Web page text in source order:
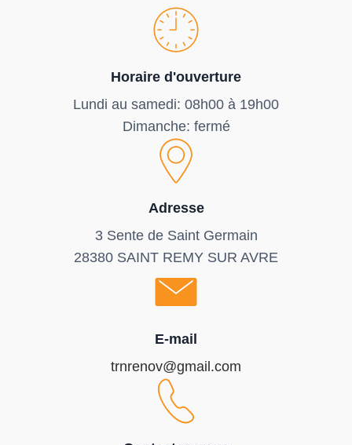
Horaire d'ouverture
Lundi au samedi: 08h00 à 19h00
Dimanche: fermé
Adresse
3 Sente de Saint Germain
28380 SAINT REMY SUR AVRE
E-mail
trnrenov@gmail.com